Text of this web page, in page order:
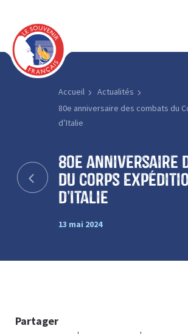
Accueil
Actualités
80e anniversaire des combats du
d’Italie
80e anniversaire
du Corps
d’Italie
13 mai 2024
Partager